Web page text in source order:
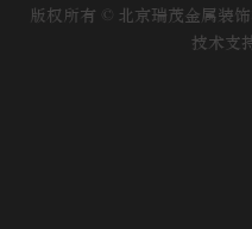
版权所有 © 北京瑞茂金属装
技术支